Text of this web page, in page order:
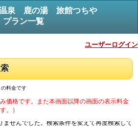
温泉 鹿の湯 旅館つちや
プラン一覧
ユーザーログイン
料金です
価格です。また本画面以降の画面の表示料金
。）
ませんでした。検索条件を変えて再度検索して